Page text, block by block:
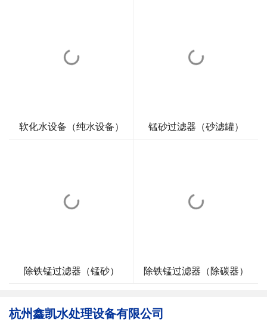
软化水设备（纯水设备） 锰砂过滤器（砂滤罐）
除铁锰过滤器（锰砂） 除铁锰过滤器（除碳器）
杭州鑫凯水处理设备有限公司